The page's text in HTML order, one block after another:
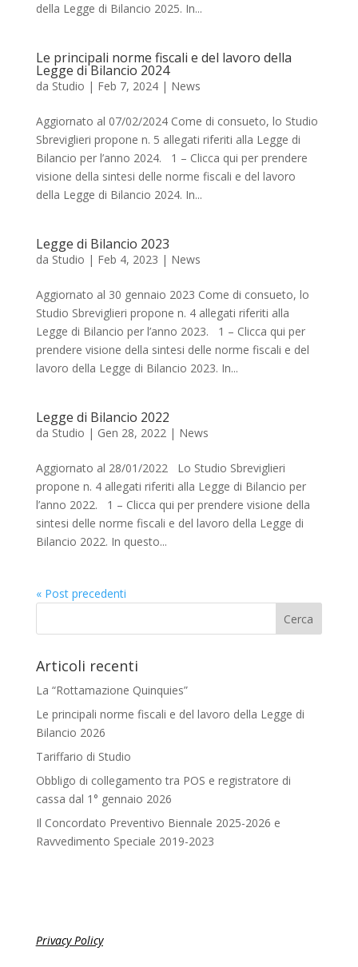
della Legge di Bilancio 2025. In...
Le principali norme fiscali e del lavoro della
Legge di Bilancio 2024
da Studio | Feb 7, 2024| News
Aggiornato al 07/02/2024 Come di consueto, lo Studio
Sbreviglieri propone n. 5 allegati riferiti alla Legge di
Bilancio per l’anno 2024. 1 – Clicca qui per prendere
visione della sintesi delle norme fiscali e del lavoro
della Legge di Bilancio 2024. In...
Legge di Bilancio 2023
da Studio | Feb 4, 2023 | News
Aggiornato al 30 gennaio 2023 Come di consueto, lo
Studio Sbreviglieri propone n. 4 allegati riferiti alla
Legge di Bilancio per l’anno 2023. 1 – Clicca qui per
prendere visione della sintesi delle norme fiscali e del
lavoro della Legge di Bilancio 2023. In...
Legge di Bilancio 2022
da Studio | Gen 28, 2022| News
Aggiornato al 28/01/2022 Lo Studio Sbreviglieri
propone n. 4 allegati riferiti alla Legge di Bilancio per
l’anno 2022. 1 – Clicca qui per prendere visione della
sintesi delle norme fiscali e del lavoro della Legge di
Bilancio 2022. In questo...
« Post precedenti
Articoli recenti
La “Rottamazione Quinquies”
Le principali norme fiscali e del lavoro della Legge di
Bilancio 2026
Tariffario di Studio
Obbligo di collegamento tra POS e registratore di
cassa dal 1° gennaio 2026
Il Concordato Preventivo Biennale 2025-2026 e
Ravvedimento Speciale 2019-2023
Privacy Policy